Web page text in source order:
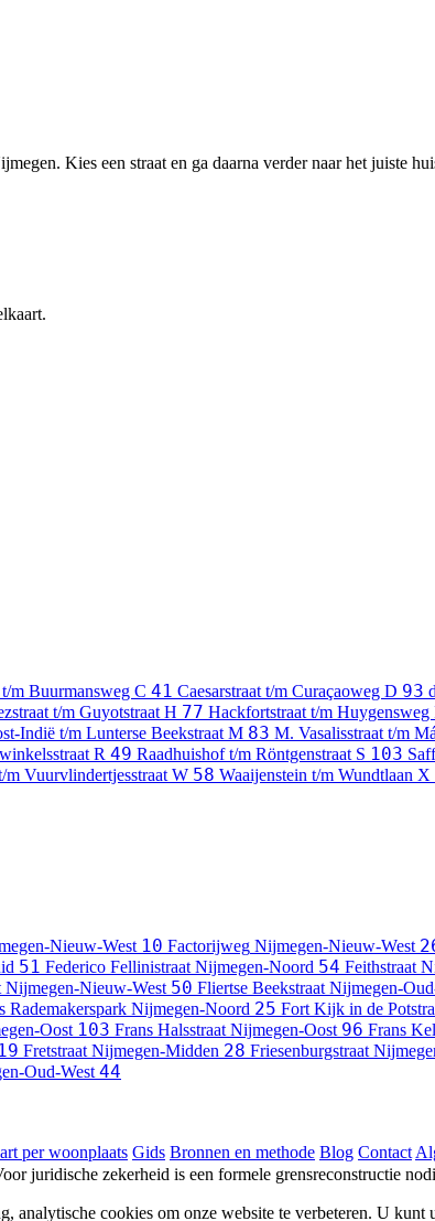
Kies een straat en ga daarna verder naar het juiste
m Buurmansweg C 41 Caesarstraat t/m Curaçaoweg D 93
t/m Guyotstraat H 77 Hackfortstraat t/m Huygensweg
Indië t/m Lunterse Beekstraat M 83 M. Vasalisstraat t/m
R 49 Raadhuishof t/m Röntgenstraat S 103
m Vuurvlindertjesstraat W 58 Waaijenstein t/m Wundtlaan X
Nieuw-West 10 Factorijweg Nijmegen-Nieuw-West
51 Federico Fellinistraat Nijmegen-Noord 54 Feithstraat
Nijmegen-Nieuw-West 50 Fliertse Beekstraat Nijmegen-
Rademakerspark Nijmegen-Noord 25 Fort Kijk in de
Oost 103 Frans Halsstraat Nijmegen-Oost 96 Frans
19 Fretstraat Nijmegen-Midden 28 Friesenburgstraat
Oud-West 44
per woonplaats Gids Bronnen en methode Blog Contact
juridische zekerheid is een formele grensreconstructie
analytische cookies om onze website te verbeteren. U